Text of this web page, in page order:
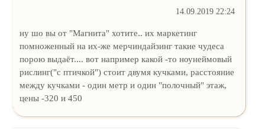
14.09.2019 22:24
ну шо вы от "Магнита" хотите.. их маркетинг
помноженный на их-же мерчиндайзинг такие чудеса
порою выдаёт.... вот например какой -то ноунеймовый
рислинг("с птичкой") стоит двумя кучками, расстояние
между кучками - один метр и один "полочный" этаж,
цены -320 и 450